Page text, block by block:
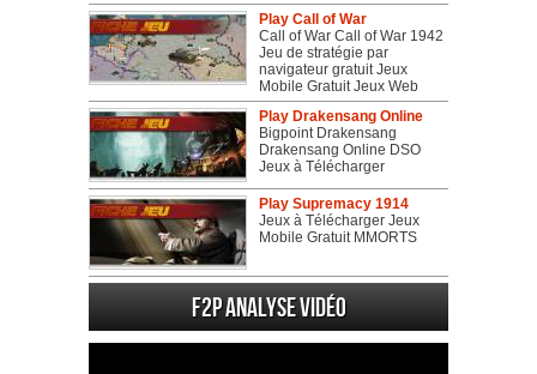
Play Call of War
Call of War Call of War 1942
Jeu de stratégie par
navigateur gratuit Jeux
Mobile Gratuit Jeux Web
Play Drakensang Online
Bigpoint Drakensang
Drakensang Online DSO
Jeux à Télécharger
Play Supremacy 1914
Jeux à Télécharger Jeux
Mobile Gratuit MMORTS
F2P Analyse vidéo